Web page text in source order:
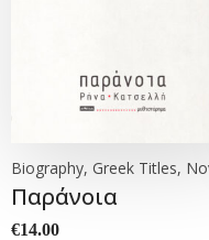
Biography, Greek Titles,
Παράνοια
€14.00